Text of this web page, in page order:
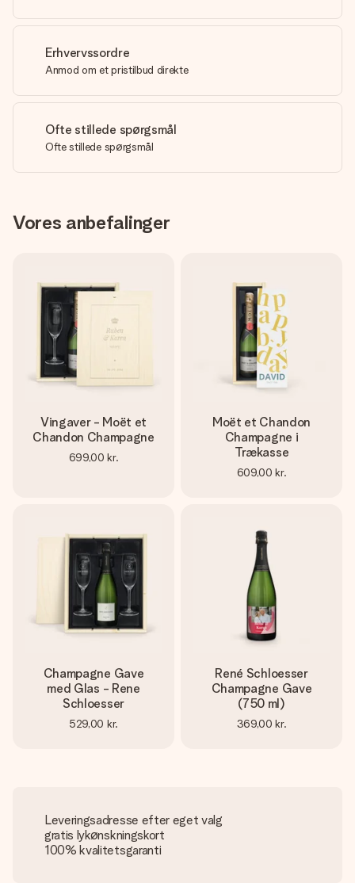
Erhvervssordre
Anmod om et pristilbud direkte
Ofte stillede spørgsmål
Ofte stillede spørgsmål
Vores anbefalinger
Vingaver - Moët et
Chandon Champagne
699,00 kr.
Moët et Chandon
Champagne i
Trækasse
609,00 kr.
Champagne Gave
med Glas - Rene
Schloesser
529,00 kr.
René Schloesser
Champagne Gave
(750 ml)
369,00 kr.
Leveringsadresse efter eget valg
gratis lykønskningskort
100% kvalitetsgaranti